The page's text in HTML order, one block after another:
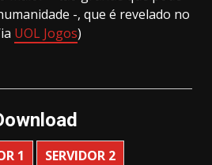
-, que é revelado no
UOL Jogos)
1 SERVIDOR 2